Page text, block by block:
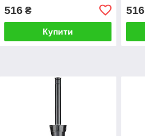
516₴
Купити
516